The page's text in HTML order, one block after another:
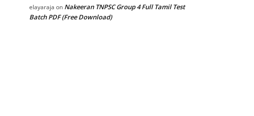
elayaraja on Nakeeran TNPSC Group 4 Full Tamil Test
Batch PDF (Free Download)